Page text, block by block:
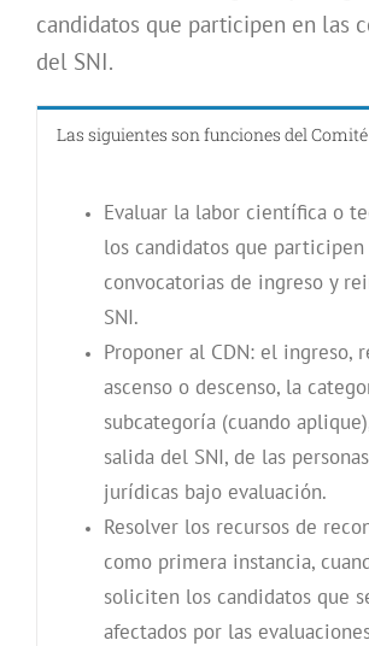
candidatos que participen en las
del SNI.
Las siguientes son funciones del
Evaluar la labor científica o
los candidatos que
convocatorias de ingreso y
SNI.
Proponer al CDN: el ingreso,
ascenso o descenso, la
subcategoría (cuando
salida del SNI, de las
jurídicas bajo evaluación.
Resolver los recursos de
como primera instancia,
soliciten los candidatos que
afectados por las